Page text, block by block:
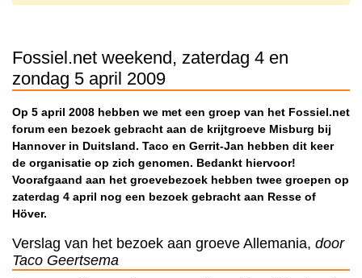
Fossiel.net weekend, zaterdag 4 en
zondag 5 april 2009
Op 5 april 2008 hebben we met een groep van het Fossiel.net
forum een bezoek gebracht aan de krijtgroeve Misburg bij
Hannover in Duitsland. Taco en Gerrit-Jan hebben dit keer
de organisatie op zich genomen. Bedankt hiervoor!
Voorafgaand aan het groevebezoek hebben twee groepen op
zaterdag 4 april nog een bezoek gebracht aan Resse of
Höver.
Verslag van het bezoek aan groeve Allemania, door
Taco Geertsema